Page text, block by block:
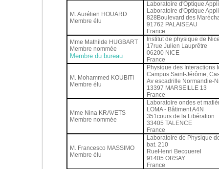
M. Aurélien HOUARD
Membre élu
Laboratoire d'Optique
Laboratoire d'Optique
828Boulevard des
91762 PALAISEAU
France
Mme Mathilde HUGBART
Membre nommée
Membre du bureau
Institut de physique de
17rue Julien Lauprêtre
06200 NICE
France
M. Mohammed KOUBITI
Membre élu
Physique des Interactions
Campus Saint-Jérôme,
Av escadrille Normandie-
13397 MARSEILLE 13
France
Mme Nina KRAVETS
Membre nommée
Laboratoire ondes et
LOMA - Bâtiment A4N
351cours de la Libération
33405 TALENCE
France
M. Francesco MASSIMO
Membre élu
Laboratoire de Physique
bat. 210
RueHenri Becquerel
91405 ORSAY
France